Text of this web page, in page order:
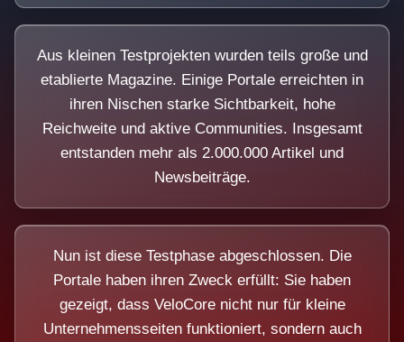
Aus kleinen Testprojekten wurden teils große und
etablierte Magazine. Einige Portale erreichten in
ihren Nischen starke Sichtbarkeit, hohe
Reichweite und aktive Communities. Insgesamt
entstanden mehr als 2.000.000 Artikel und
Newsbeiträge.
Nun ist diese Testphase abgeschlossen. Die
Portale haben ihren Zweck erfüllt: Sie haben
gezeigt, dass VeloCore nicht nur für kleine
Unternehmensseiten funktioniert, sondern auch